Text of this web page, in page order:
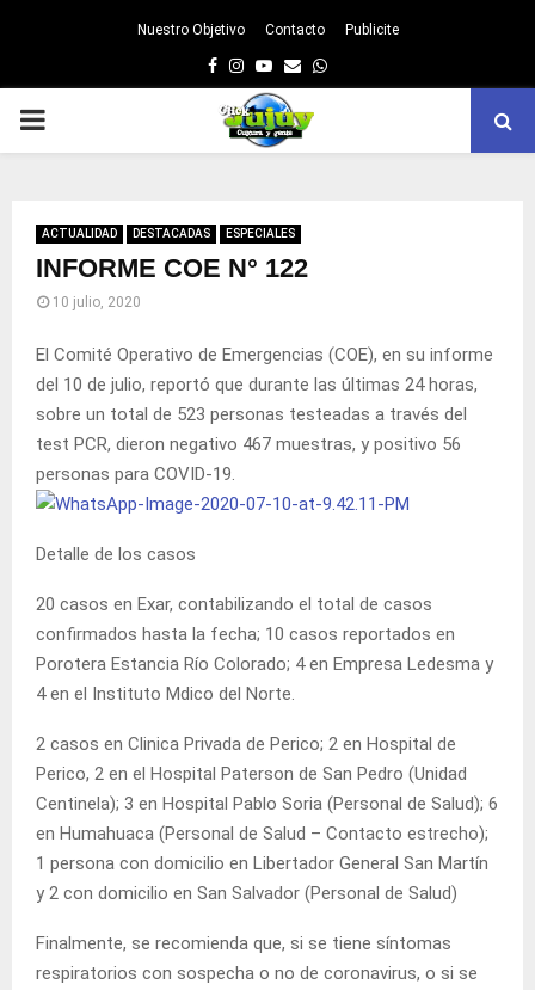
Nuestro Objetivo Contacto Publicite
Facebook
Instagram
Youtube
EmailWhatsapp
PRIMARY
ACTUALIDAD DESTACADAS ESPECIALES
INFORME COE N° 122
10 julio, 2020
El Comité Operativo de Emergencias (COE), en su informe
del 10 de julio, reportó que durante las últimas 24 horas,
sobre un total de 523 personas testeadas a través del
test PCR, dieron negativo 467 muestras, y positivo 56
personas para COVID-19.
Detalle de los casos
20 casos en Exar, contabilizando el total de casos
confirmados hasta la fecha; 10 casos reportados en
Porotera Estancia Río Colorado; 4 en Empresa Ledesma y
4 en el Instituto Mdico del Norte.
2 casos en Clinica Privada de Perico; 2 en Hospital de
Perico, 2 en el Hospital Paterson de San Pedro (Unidad
Centinela); 3 en Hospital Pablo Soria (Personal de Salud); 6
en Humahuaca (Personal de Salud – Contacto estrecho);
1 persona con domicilio en Libertador General San Martín
y 2 con domicilio en San Salvador (Personal de Salud)
Finalmente, se recomienda que, si se tiene síntomas
respiratorios con sospecha o no de coronavirus, o si se